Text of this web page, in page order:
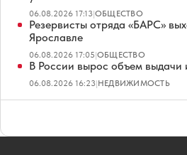
06.08.2026 17:13|ОБЩЕСТВО
Резервисты отряда «БАРС»
Ярославле
06.08.2026 17:05|ОБЩЕСТВО
В России вырос объем выдачи
06.08.2026 16:23|НЕДВИЖИМОСТЬ